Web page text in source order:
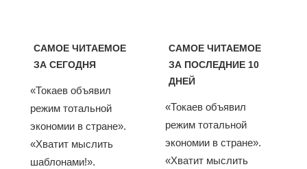
САМОЕ ЧИТАЕМОЕ
ЗА СЕГОДНЯ
«Токаев объявил
режим тотальной
экономии в стране».
«Хватит мыслить
шаблонами!».
САМОЕ ЧИТАЕМОЕ
ЗА ПОСЛЕДНИЕ 10
ДНЕЙ
«Токаев объявил
режим тотальной
экономии в стране».
«Хватит мыслить